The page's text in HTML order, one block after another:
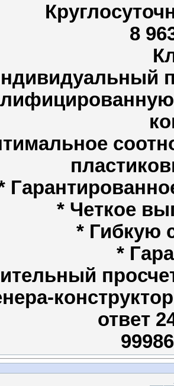
8
* Четкое
* Гибкую
*
ответ